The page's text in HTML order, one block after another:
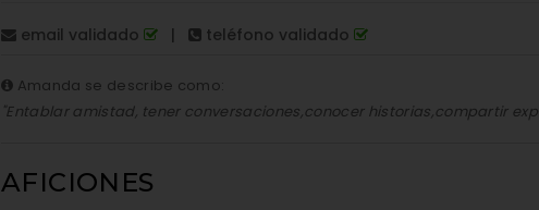
email validado | teléfono validado
Amanda se describe como:
"Entablar amistad, tener conversaciones,conocer historias,compartir
AFICIONES